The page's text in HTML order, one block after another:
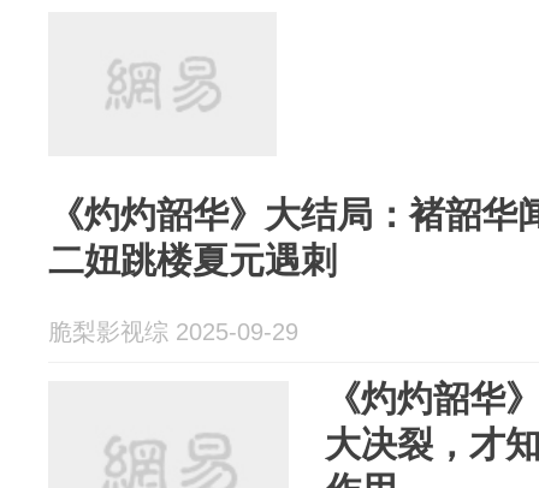
《灼灼韶华》大结局：褚韶
二妞跳楼夏元遇刺
脆梨影视综 2025-09-29
《灼灼韶华
大决裂，才